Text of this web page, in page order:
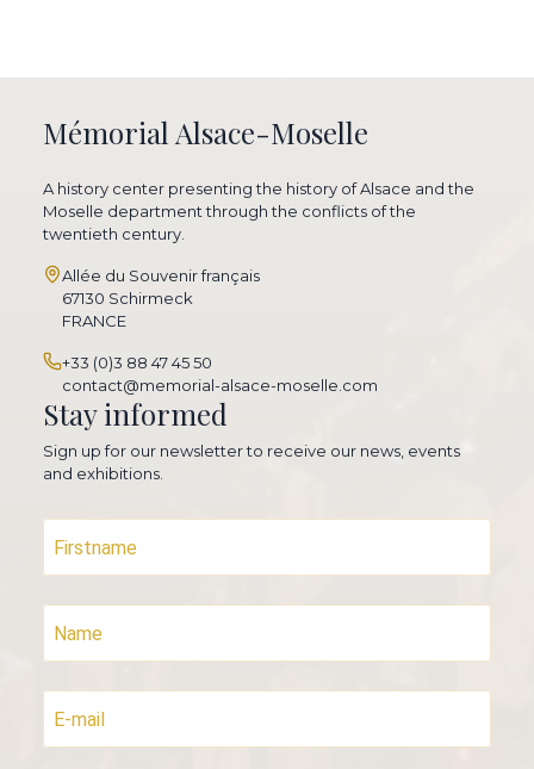
Mémorial Alsace-Moselle
A history center presenting the history of Alsace and the
Moselle department through the conflicts of the
twentieth century.
Allée du Souvenir français
67130 Schirmeck
FRANCE
+33 (0)3 88 47 45 50
contact@memorial-alsace-moselle.com
Stay informed
Sign up for our newsletter to receive our news, events
and exhibitions.